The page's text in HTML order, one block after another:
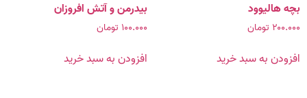
بچه هالیوود
۲۰۰.۰۰۰ تومان
افزودن به سبد خرید
بیدرمن و آتش افروزان
۱۰۰.۰۰۰ تومان
افزودن به سبد خرید